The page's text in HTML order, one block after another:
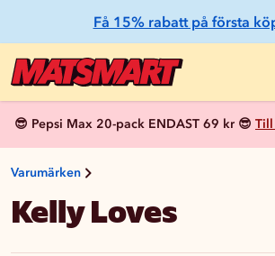
Få 15% rabatt på första
😎 Pepsi Max 20-pack ENDAST 69 kr 😎
Varumärken
Kelly Loves